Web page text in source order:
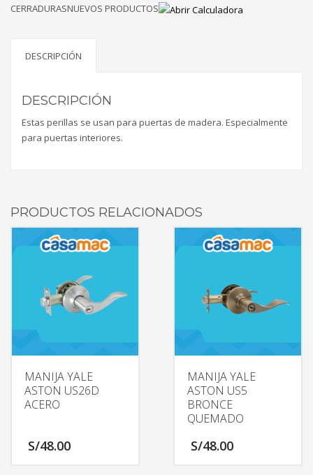
QUEMADO
CERRADURASNUEVOS PRODUCTOS
DESCRIPCIÓN
DESCRIPCIÓN
Estas perillas se usan para puertas de madera. Especialmente
para puertas interiores.
PRODUCTOS RELACIONADOS
MANIJA YALE
ASTON US26D
ACERO
S/48.00
MANIJA YALE
ASTON US5
BRONCE
QUEMADO
S/48.00